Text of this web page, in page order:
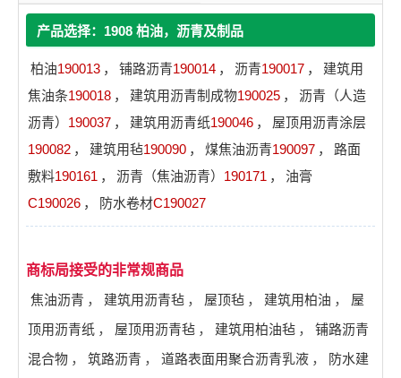
产品选择：1908 柏油，沥青及制品
柏油190013 ， 铺路沥青190014 ， 沥青190017 ，
建筑用
焦油条190018 ， 建筑用沥青制成物190025 ，
沥青（人造
沥青） 190037 ， 建筑用沥青纸190046 ，
屋顶用沥青涂层
190082 ， 建筑用毡190090 ， 煤焦油沥青190097 ，
路面
敷料190161 ， 沥青（焦油沥青） 190171 ，
油膏
C190026 ， 防水卷材C190027
商标局接受的非常规商品
焦油沥青 ， 建筑用沥青毡 ， 屋顶毡 ， 建筑用柏油 ，
屋
顶用沥青纸 ， 屋顶用沥青毡 ， 建筑用柏油毡 ，
铺路沥青
混合物 ， 筑路沥青 ， 道路表面用聚合沥青乳液 ，
防水建